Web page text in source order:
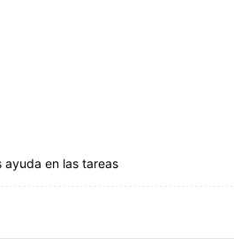
ayuda en las tareas